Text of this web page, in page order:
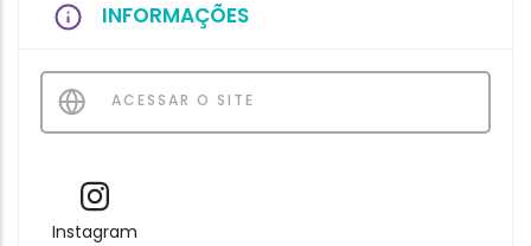
INFORMAÇÕES
ACESSAR O SITE
Instagram